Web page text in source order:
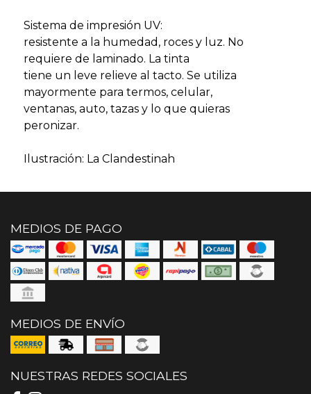
Sistema de impresión UV:
resistente a la humedad, roces y luz. No
requiere de laminado. La tinta
tiene un leve relieve al tacto. Se utiliza
mayormente para termos, celular,
ventanas, auto, tazas y lo que quieras
peronizar.
Ilustración: La Clandestinah
MEDIOS DE PAGO
MEDIOS DE ENVÍO
NUESTRAS REDES SOCIALES